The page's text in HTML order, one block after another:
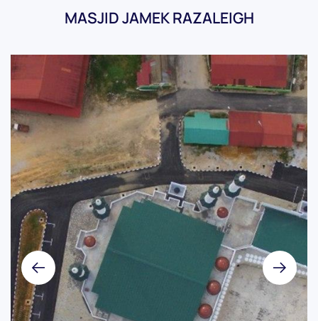
MASJID JAMEK RAZALEIGH